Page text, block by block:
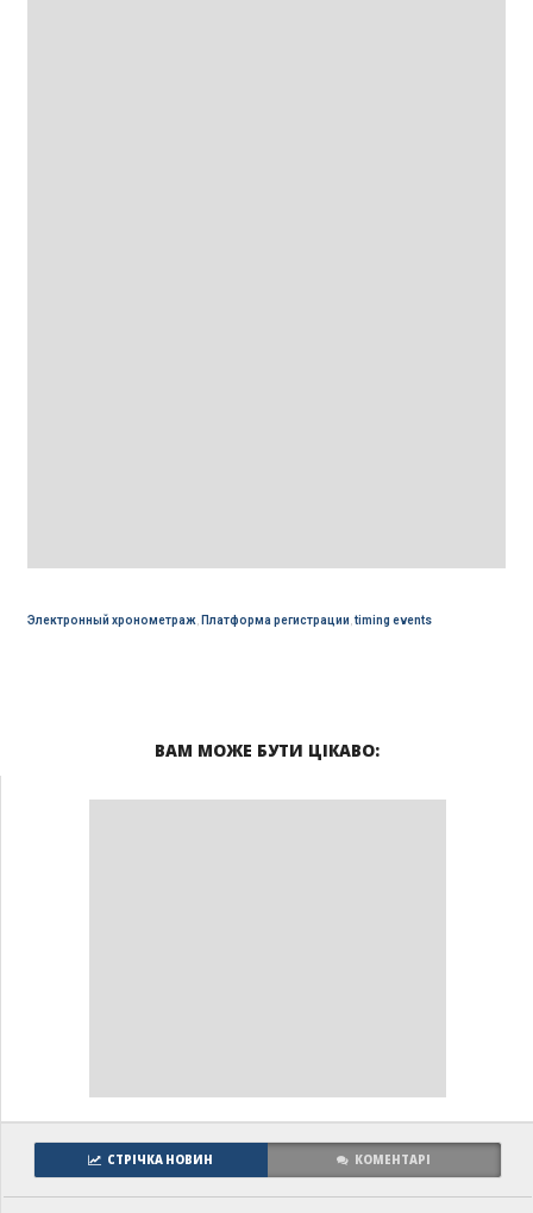
Электронный хронометраж, Платформа регистрации,timing events
ВАМ МОЖЕ БУТИ ЦІКАВО:
СТРІЧКА НОВИН КОМЕНТАРІ